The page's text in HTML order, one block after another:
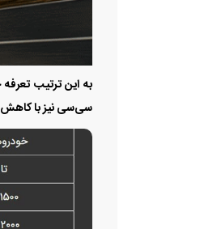
سی‌سی نیز با کاهش ۳۵ واحدی، اکنون ۱۴۵ درصد تعیین شده است.